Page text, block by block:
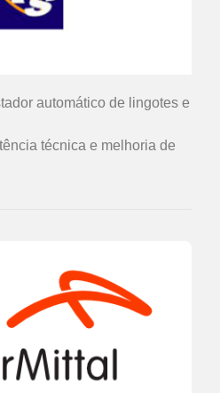
automático de lingotes e
técnica e melhoria de